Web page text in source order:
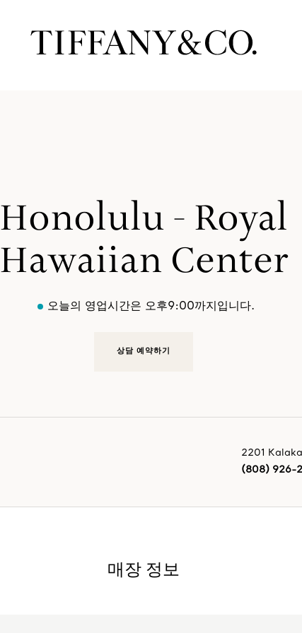
Honolulu - Royal
Hawaiian Center
오늘의 영업시간은 오후9:00까지입니다.
상담 예약하기
2201
(808) 926-
매장 정보